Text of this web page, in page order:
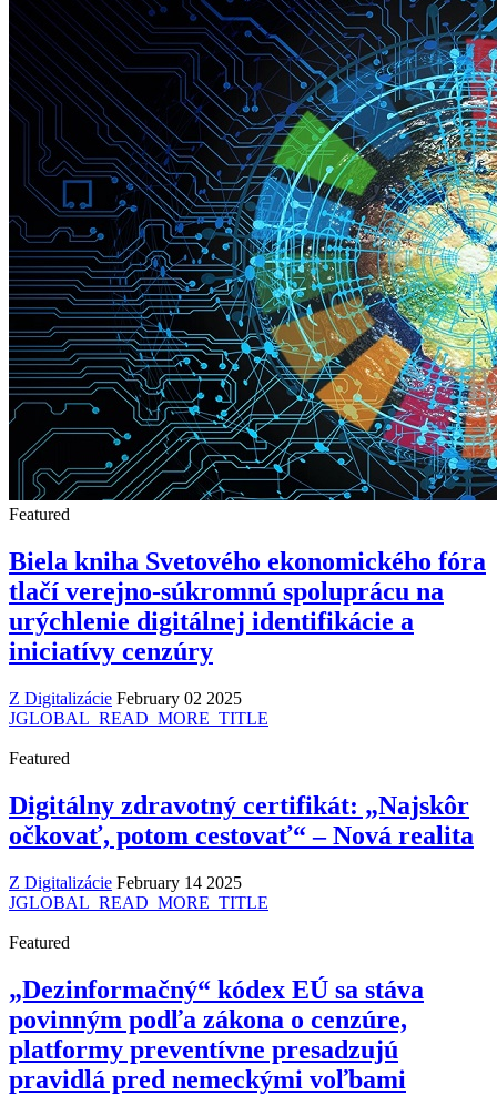
Featured
Biela kniha Svetového ekonomického fóra
tlačí verejno-súkromnú spoluprácu na
urýchlenie digitálnej identifikácie a
iniciatívy cenzúry
Z Digitalizácie February 02 2025
JGLOBAL_READ_MORE_TITLE
Featured
Digitálny zdravotný certifikát: „Najskôr
očkovať, potom cestovať“ – Nová realita
Z Digitalizácie February 14 2025
JGLOBAL_READ_MORE_TITLE
Featured
„Dezinformačný“ kódex EÚ sa stáva
povinným podľa zákona o cenzúre,
platformy preventívne presadzujú
pravidlá pred nemeckými voľbami